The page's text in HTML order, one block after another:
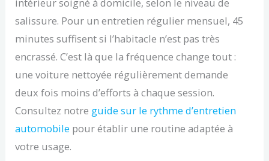
salissure. Pour un entretien régulier mensuel, 45
minutes suffisent si l’habitacle n’est pas très
encrassé. C’est là que la fréquence change tout :
une voiture nettoyée régulièrement demande
deux fois moins d’efforts à chaque session.
Consultez notre guide sur le rythme d’entretien
automobile pour établir une routine adaptée à
votre usage.